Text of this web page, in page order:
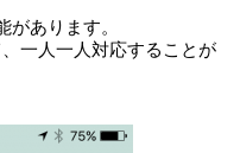
があります。
一人一人対応することが